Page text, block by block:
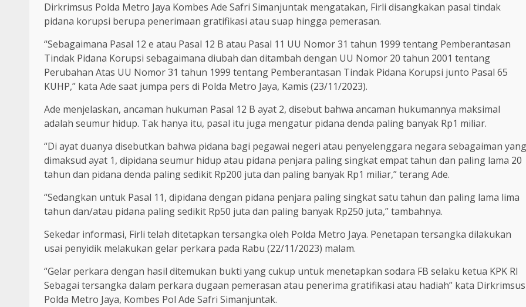
Dirkrimsus Polda Metro Jaya Kombes Ade Safri Simanjuntak mengatakan, Firli disangkakan pasal tindak
pidana korupsi berupa penerimaan gratifikasi atau suap hingga pemerasan.
“Sebagaimana Pasal 12 e atau Pasal 12 B atau Pasal 11 UU Nomor 31 tahun 1999 tentang Pemberantasan
Tindak Pidana Korupsi sebagaimana diubah dan ditambah dengan UU Nomor 20 tahun 2001 tentang
Perubahan Atas UU Nomor 31 tahun 1999 tentang Pemberantasan Tindak Pidana Korupsi junto Pasal 65
KUHP,” kata Ade saat jumpa pers di Polda Metro Jaya, Kamis (23/11/2023).
Ade menjelaskan, ancaman hukuman Pasal 12 B ayat 2, disebut bahwa ancaman hukumannya maksimal
adalah seumur hidup. Tak hanya itu, pasal itu juga mengatur pidana denda paling banyak Rp1 miliar.
“Di ayat duanya disebutkan bahwa pidana bagi pegawai negeri atau penyelenggara negara sebagaiman yang
dimaksud ayat 1, dipidana seumur hidup atau pidana penjara paling singkat empat tahun dan paling lama 20
tahun dan pidana denda paling sedikit Rp200 juta dan paling banyak Rp1 miliar,” terang Ade.
“Sedangkan untuk Pasal 11, dipidana dengan pidana penjara paling singkat satu tahun dan paling lama lima
tahun dan/atau pidana paling sedikit Rp50 juta dan paling banyak Rp250 juta,” tambahnya.
Sekedar informasi, Firli telah ditetapkan tersangka oleh Polda Metro Jaya. Penetapan tersangka dilakukan
usai penyidik melakukan gelar perkara pada Rabu (22/11/2023) malam.
“Gelar perkara dengan hasil ditemukan bukti yang cukup untuk menetapkan sodara FB selaku ketua KPK RI
Sebagai tersangka dalam perkara dugaan pemerasan atau penerima gratifikasi atau hadiah” kata Dirkrimsus
Polda Metro Jaya, Kombes Pol Ade Safri Simanjuntak.